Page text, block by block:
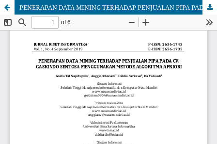
PENERAPAN DATA MINING TERHADAP PENJUALAN PIPA PADA CV. GASKINDO SENTOSA MENGGUNAKAN METODE ALGORITMA APRIORI